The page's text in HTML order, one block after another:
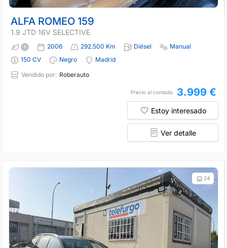
ALFA ROMEO 159
1.9 JTD 16V SELECTIVE
2006 292.500 Km Diésel
Manual
150 CV
Negro
Madrid
Vendido por: Roberauto
Precio al contado 3.999 €
Estoy interesado
Ver detalle
24